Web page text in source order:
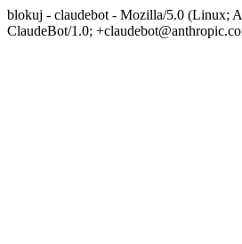
blokuj - claudebot - Mozilla/5.0 (Linux;
ClaudeBot/1.0;